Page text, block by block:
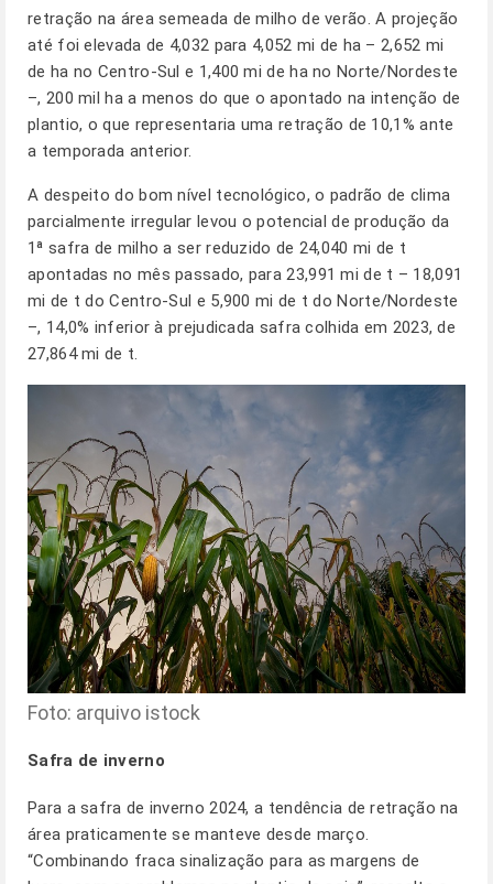
retração na área semeada de milho de verão. A projeção
até foi elevada de 4,032 para 4,052 mi de ha – 2,652 mi
de ha no Centro-Sul e 1,400 mi de ha no Norte/Nordeste
–, 200 mil ha a menos do que o apontado na intenção de
plantio, o que representaria uma retração de 10,1% ante
a temporada anterior.
A despeito do bom nível tecnológico, o padrão de clima
parcialmente irregular levou o potencial de produção da
1ª safra de milho a ser reduzido de 24,040 mi de t
apontadas no mês passado, para 23,991 mi de t – 18,091
mi de t do Centro-Sul e 5,900 mi de t do Norte/Nordeste
–, 14,0% inferior à prejudicada safra colhida em 2023, de
27,864 mi de t.
Foto: arquivo istock
Safra de inverno
Para a safra de inverno 2024, a tendência de retração na
área praticamente se manteve desde março.
“Combinando fraca sinalização para as margens de